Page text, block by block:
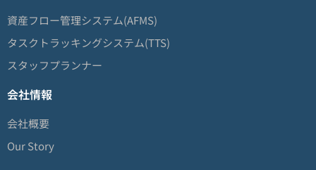
資産フロー管理システム(AFMS)
タスクトラッキングシステム(TTS)
スタッフプランナー
会社情報
会社概要
Our Story